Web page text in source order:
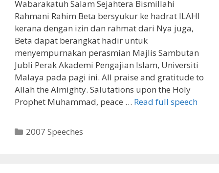
Wabarakatuh Salam Sejahtera Bismillahi
Rahmani Rahim Beta bersyukur ke hadrat ILAHI
kerana dengan izin dan rahmat dari Nya juga,
Beta dapat berangkat hadir untuk
menyempurnakan perasmian Majlis Sambutan
Jubli Perak Akademi Pengajian Islam, Universiti
Malaya pada pagi ini. All praise and gratitude to
Allah the Almighty. Salutations upon the Holy
Prophet Muhammad, peace … Read full speech
Categories
2007 Speeches